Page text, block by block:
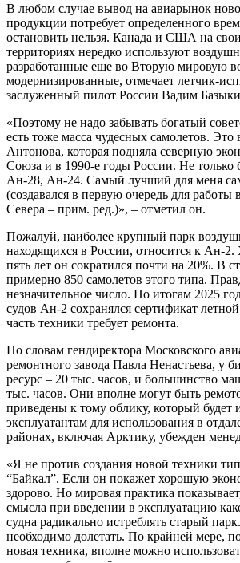
В любом случае вывод на авиарынок
продукции потребует определенного
остановить нельзя. Канада и США на
территориях нередко используют
разработанные еще во Вторую мировую
модернизированные, отмечает летчик-
заслуженный пилот России Вадим
«Поэтому не надо забывать богатый
есть тоже масса чудесных самолетов. Это
Антонова, которая подняла северную
Союза и в 1990-е годы России. Не только
Ан-28, Ан-24. Самый лучший для меня
(создавался в первую очередь для работы
Севера – прим. ред.)», – отметил он.
Пожалуй, наиболее крупный парк
находящихся в России, относится к Ан-2.
пять лет он сократился почти на 20%. В
примерно 850 самолетов этого типа.
незначительное число. По итогам 2025
судов Ан-2 сохранялся сертификат
часть техники требует ремонта.
По словам гендиректора Московского
ремонтного завода Павла Ненастьева, у
ресурс – 20 тыс. часов, и большинство
тыс. часов. Они вполне могут быть
приведены к тому облику, который будет
эксплуатантам для использования в
районах, включая Арктику, убежден
«Я не против создания новой техники
“Байкал”. Если он покажет хорошую
здорово. Но мировая практика
смысла при введении в эксплуатацию
судна радикально истреблять старый
необходимо долетать. По крайней мере,
новая техника, вполне можно